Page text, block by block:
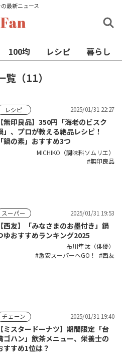
最新ニュース
100均 レシピ 暮らし
（11）
レシピ 2025/01/31 22:27
【無印良品】350円「海老のビスク
」、プロが教える絶品レシピ！
「鍋の素」おすすめ3つ
MICHIKO（調味料ソムリエ）
無印良品
スーパー 2025/01/31 19:53
【西友】「みなさまのお墨付き」鍋
ゆおすすめランキング2025
布川隼汰（俳優）
激安スーパーへGO！
西友
チェーン 2025/01/31 19:40
【ミスタードーナツ】期間限定「台
ゴハン」飲茶メニュー、栄養士の
すすめ1位は？